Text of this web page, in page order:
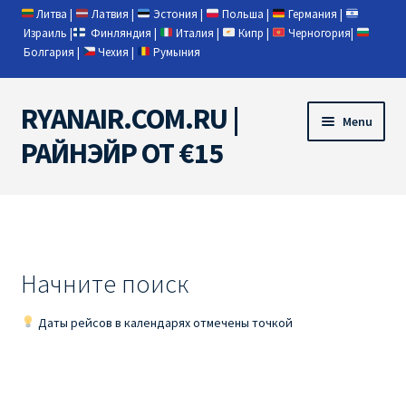
Литва | Латвия | Эстония | Польша | Германия |
Израиль | Финляндия | Италия | Кипр | Черногория|
Болгария | Чехия | Румыния
Skip
to
navigation
Skip
to
content
RYANAIR.COM.RU |
РАЙНЭЙР ОТ €15
Menu
RYANAIR PL ОТ € 9
Начните поиск
Даты рейсов в календарях отмечены точкой